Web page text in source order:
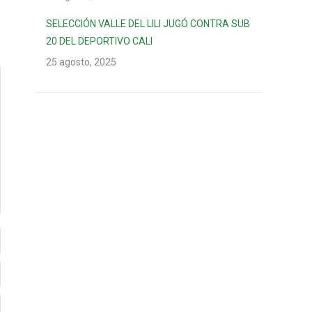
SELECCIÓN VALLE DEL LILI JUGÓ CONTRA SUB
20 DEL DEPORTIVO CALI
25 agosto, 2025